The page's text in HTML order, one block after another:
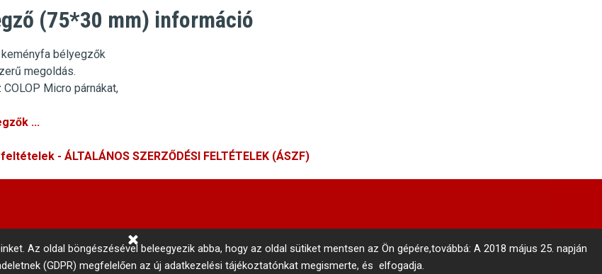
(75*30 mm) információ
bélyegzők
megoldás.
Micro párnákat,
...
- ÁLTALÁNOS SZERZŐDÉSI FELTÉTELEK (ÁSZF)
Az oldal böngészésével beleegyezik abba, hogy az oldal sütiket mentsen az Ön gépére,továbbá: A 2018 május 25. napján
(GDPR) megfelelően az új adatkezelési tájékoztatónkat megismerte, és elfogadja.